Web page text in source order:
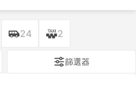
24 2
篩選器